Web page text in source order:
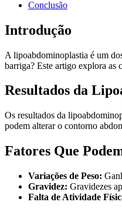
Conclusão
Introdução
A lipoabdominoplastia é um
barriga? Este artigo explora as
Resultados da
Os resultados da
podem alterar o contorno
Fatores Que
Variações de Peso:
Gravidez: Gravidezes
Falta de Atividade